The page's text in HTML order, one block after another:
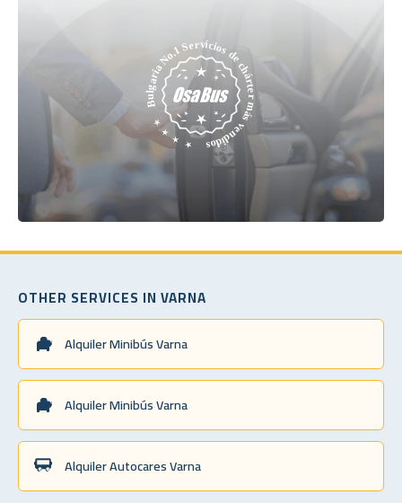
OTHER SERVICES IN VARNA
Alquiler Minibús Varna
Alquiler Minibús Varna
Alquiler Autocares Varna